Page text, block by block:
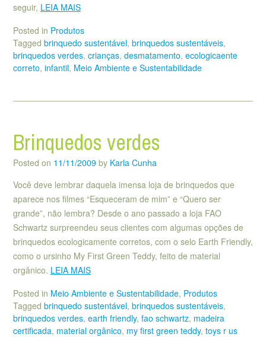
seguir, LEIA MAIS
Posted in Produtos
Tagged brinquedo sustentável, brinquedos sustentáveis,
brinquedos verdes, crianças, desmatamento, ecologicaente
correto, infantil, Meio Ambiente e Sustentabilidade
Brinquedos verdes
Posted on 11/11/2009 by Karla Cunha
Você deve lembrar daquela imensa loja de brinquedos que
aparece nos filmes “Esqueceram de mim” e “Quero ser
grande”, não lembra? Desde o ano passado a loja FAO
Schwartz surpreendeu seus clientes com algumas opções de
brinquedos ecologicamente corretos, com o selo Earth Friendly,
como o ursinho My First Green Teddy, feito de material
orgânico. LEIA MAIS
Posted in Meio Ambiente e Sustentabilidade, Produtos
Tagged brinquedo sustentável, brinquedos sustentáveis,
brinquedos verdes, earth friendly, fao schwartz, madeira
certificada, material orgânico, my first green teddy, toys r us